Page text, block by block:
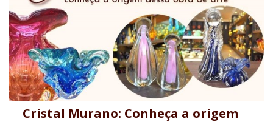
Cristal Murano: Conheça a origem